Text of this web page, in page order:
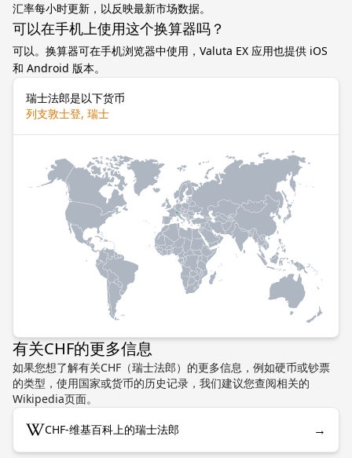
汇率每小时更新，以反映最新市场数据。
可以在手机上使用这个换算器吗？
可以。换算器可在手机浏览器中使用，Valuta EX 应用也提供 iOS
和 Android 版本。
瑞士法郎是以下货币
列支敦士登, 瑞士
有关CHF的更多信息
如果您想了解有关CHF（瑞士法郎）的更多信息，例如硬币或钞票
的类型，使用国家或货币的历史记录，我们建议您查阅相关的
Wikipedia页面。
CHF-维基百科上的瑞士法郎 →